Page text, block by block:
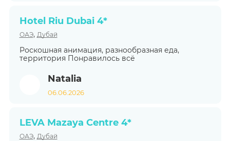
Hotel Riu Dubai 4*
ОАЭ, Дубай
Роскошная анимация, разнообразная еда,
территория Понравилось всё
Natalia
06.06.2026
LEVA Mazaya Centre 4*
ОАЭ, Дубай